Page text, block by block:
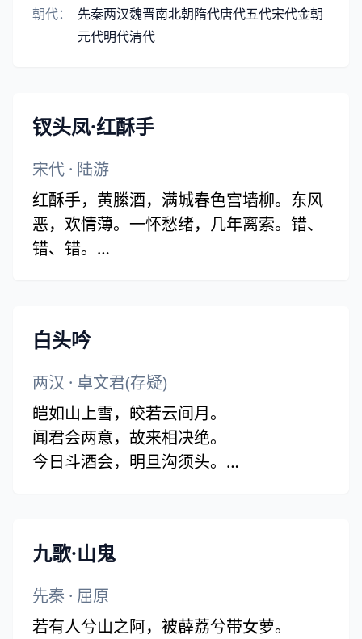
朝代： 先秦两汉魏晋南北朝隋代唐代五代宋代金朝
元代明代清代
钗头凤·红酥手
宋代 · 陆游
红酥手，黄縢酒，满城春色宫墙柳。东风
恶，欢情薄。一怀愁绪，几年离索。错、
错、错。
白头吟
两汉 · 卓文君(存疑)
皑如山上雪，皎若云间月。
闻君会两意，故来相决绝。
今日斗酒会，明旦沟须头。
竹竿何袅袅，鱼尾何簁簁！(袅袅 一作：
嫋嫋)
男儿重意气，何用钱刀为！
九歌·山鬼
先秦 · 屈原
若有人兮山之阿，被薜荔兮带女萝。